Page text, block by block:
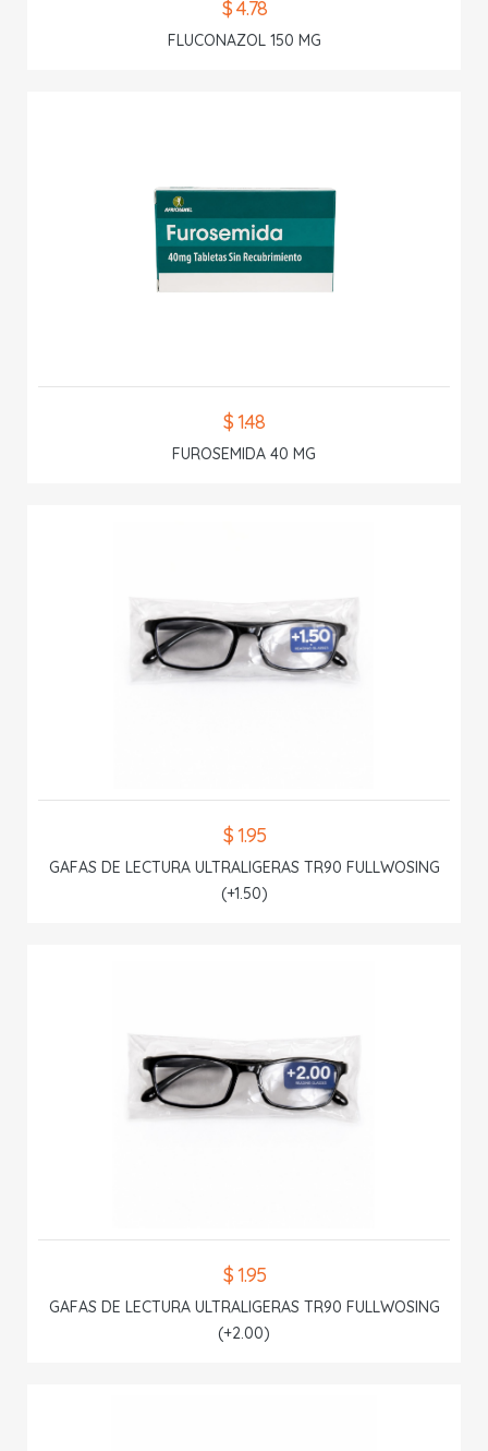
$ 4.78
FLUCONAZOL 150 MG
$ 1.48
FUROSEMIDA 40 MG
$ 1.95
GAFAS DE LECTURA ULTRALIGERAS TR90 FULLWOSING
(+1.50)
$ 1.95
GAFAS DE LECTURA ULTRALIGERAS TR90 FULLWOSING
(+2.00)